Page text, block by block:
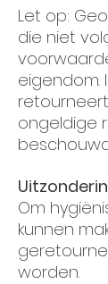
Let op:
die niet
eigendom.
ongeldige
Om
kunnen
worden.